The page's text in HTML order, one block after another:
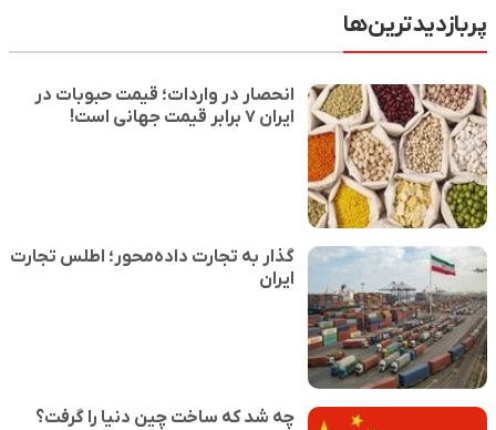
پربازدیدترین‌ها
انحصار در واردات؛ قیمت حبوبات در
ایران ۷ برابر قیمت جهانی است!
گذار به تجارت داده‌محور؛ اطلس تجارت
ایران
چه شد که ساخت چین دنیا را گرفت؟